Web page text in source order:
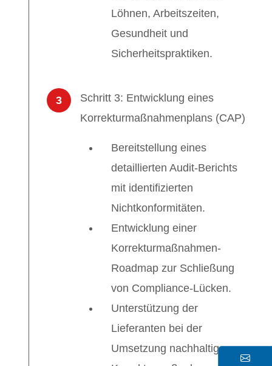
Löhnen, Arbeitszeiten,
Gesundheit und
Sicherheitspraktiken.
3
Schritt 3: Entwicklung eines
Korrekturmaßnahmenplans (CAP)
Bereitstellung eines
detaillierten Audit-Berichts
mit identifizierten
Nichtkonformitäten.
Entwicklung einer
Korrekturmaßnahmen-
Roadmap zur Schließung
von Compliance-Lücken.
Unterstützung der
Lieferanten bei der
Umsetzung nachhaltiger